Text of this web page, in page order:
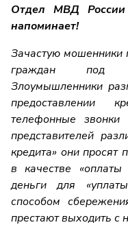
Отдел МВД России
напоминает!
Зачастую мошенники
граждан под
Злоумышленники
предоставлении
телефонные
представителей
кредита» они просят
в качестве
деньги для
способом
престают выходить с